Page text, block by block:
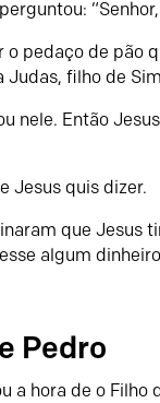
“Senhor,
pedaço de pão
filho de
nele. Então
Jesus quis dizer.
que Jesus
algum
Pedro
a hora de o Filho